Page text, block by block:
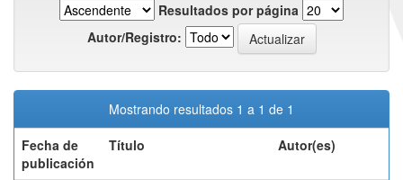
Resultados por página
Autor/Registro:
Mostrando resultados 1 a 1 de 1
Fecha de
publicación
Título Autor(es)